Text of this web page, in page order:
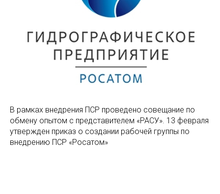
В рамках внедрения ПСР проведено совещание по
обмену опытом с представителем «РАСУ». 13 февраля
утвержден приказ о создании рабочей группы по
внедрению ПСР «Росатом»